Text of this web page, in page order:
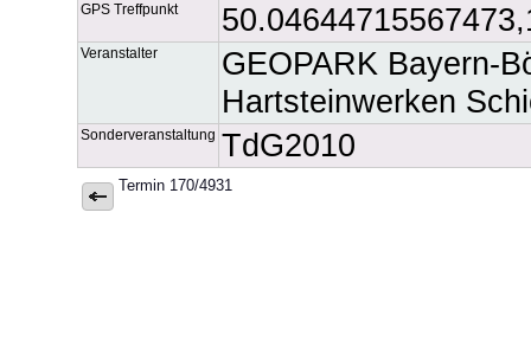
GPS Treffpunkt
Veranstalter
GEOPARK Bayern-
Hartsteinwerken
Sonderveranstaltung TdG2010
Termin 170/4931